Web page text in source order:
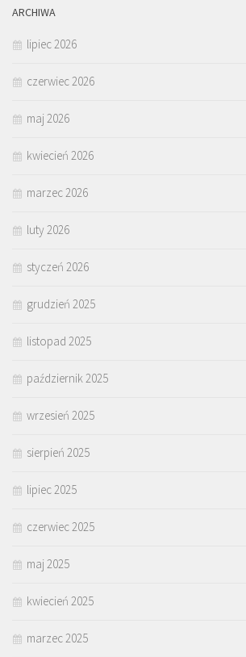
ARCHIWA
lipiec 2026
czerwiec 2026
maj 2026
kwiecień 2026
marzec 2026
luty 2026
styczeń 2026
grudzień 2025
listopad 2025
październik 2025
wrzesień 2025
sierpień 2025
lipiec 2025
czerwiec 2025
maj 2025
kwiecień 2025
marzec 2025